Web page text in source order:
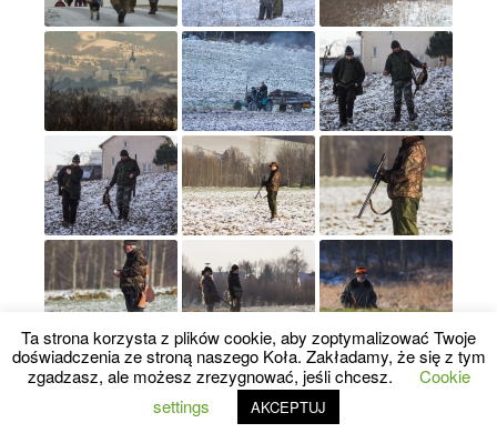
Ta strona korzysta z plików cookie, aby zoptymalizować Twoje
doświadczenia ze stroną naszego Koła. Zakładamy, że się z tym
zgadzasz, ale możesz zrezygnować, jeśli chcesz.
Cookie
settings
AKCEPTUJ